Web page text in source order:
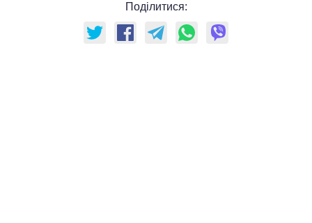
Поділитися: